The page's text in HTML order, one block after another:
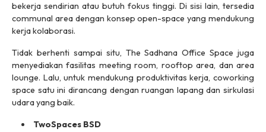
bekerja sendirian atau butuh fokus tinggi. Di sisi lain, tersedia
communal area dengan konsepopen-spaceyang mendukung
kerja kolaborasi.
Tidak berhenti sampai situ, The Sadhana Office Space juga
menyediakan fasilitas meeting room, rooftop area, dan area
lounge. Lalu, untuk mendukung produktivitas kerja, coworking
space satu ini dirancang dengan ruangan lapang dan sirkulasi
udara yang baik.
TwoSpaces BSD